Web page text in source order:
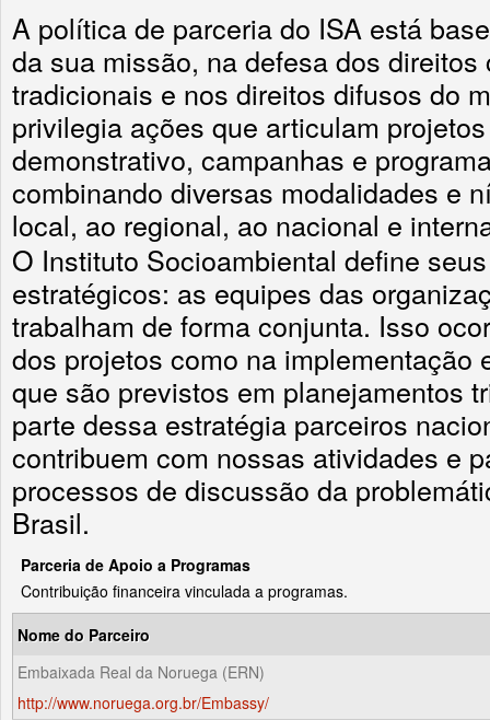
A política de parceria do ISA está
da sua missão, na defesa dos
tradicionais e nos direitos difusos do
privilegia ações que articulam
demonstrativo, campanhas e
combinando diversas modalidades e
local, ao regional, ao nacional e
O Instituto Socioambiental define
estratégicos: as equipes das
trabalham de forma conjunta. Isso
dos projetos como na implementação
que são previstos em planejamentos
parte dessa estratégia parceiros
contribuem com nossas atividades e
processos de discussão da
Brasil.
Parceria de Apoio a Programas
Contribuição financeira vinculada a programas.
Nome do Parceiro
Embaixada Real da Noruega (ERN)
http://www.noruega.org.br/Embassy/